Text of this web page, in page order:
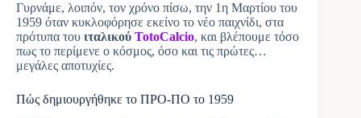
Γυρνάμε, λοιπόν, τον χρόνο πίσω, την 1η Μαρτίου του
1959 όταν κυκλοφόρησε εκείνο το νέο παιχνίδι, στα
πρότυπα του ιταλικού TotoCalcio, και βλέπουμε τόσο
πως το περίμενε ο κόσμος, όσο και τις πρώτες…
μεγάλες αποτυχίες.
Πώς δημιουργήθηκε το ΠΡΟ-ΠΟ το 1959